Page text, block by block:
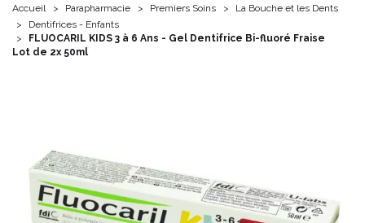
Accueil Parapharmacie Premiers Soins
La Bouche et les Dents
Dentifrices - Enfants
FLUOCARIL KIDS 3 à 6 Ans - Gel Dentifrice Bi-fluoré Fraise
Lot de 2x 50ml